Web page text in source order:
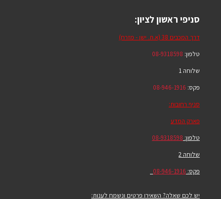
סניפי ראשון לציון:
דרך המכבים 38 (א.ת. ישן - מזרח)
טלפון: 08-9318598
שלוחה 1
פקס: 08-946-1916
סניף רחובות:
פארק המדע
טלפון: 08-9318598
שלוחה 2
פקס: 08-946-1916
יש לכם שאלה? השאירו פרטים ונשמח לענות: